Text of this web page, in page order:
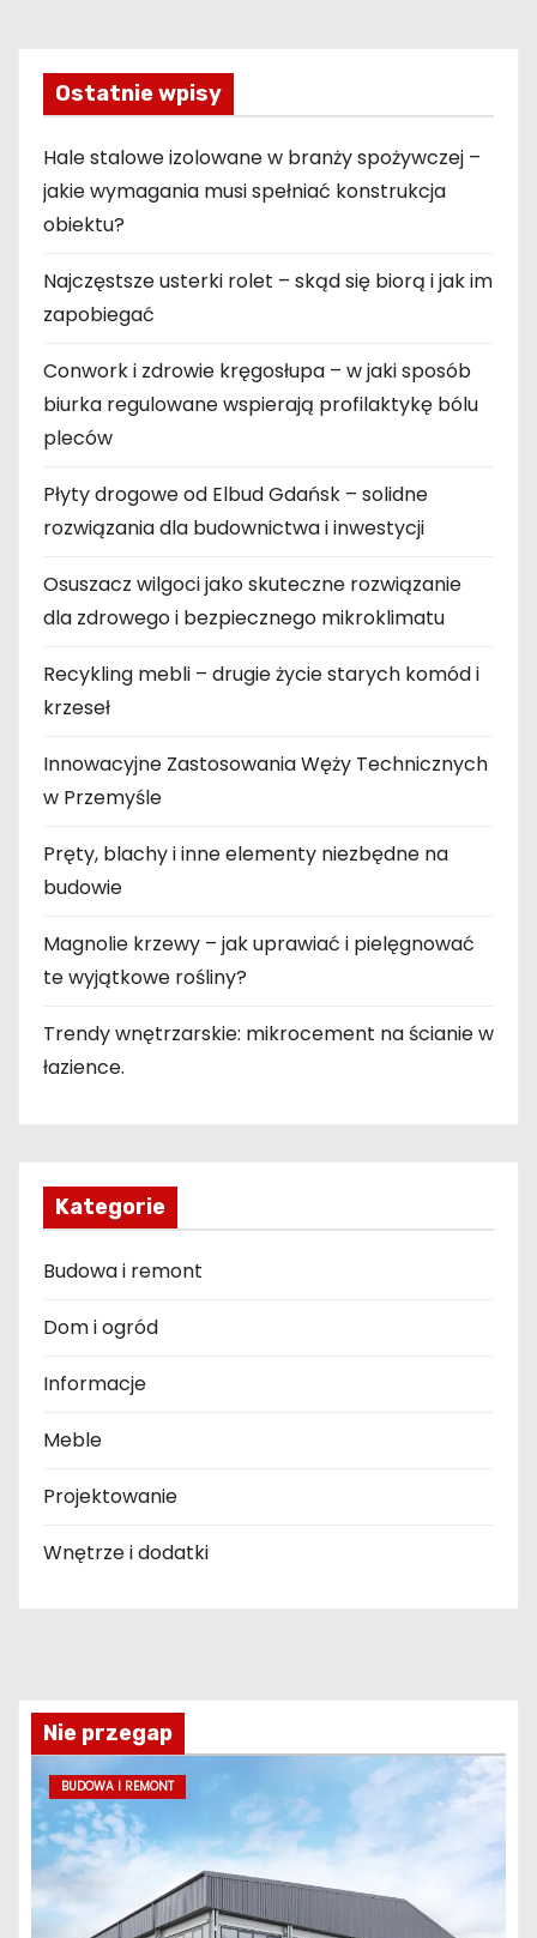
Ostatnie wpisy
Hale stalowe izolowane w branży spożywczej –
jakie wymagania musi spełniać konstrukcja
obiektu?
Najczęstsze usterki rolet – skąd się biorą i jak im
zapobiegać
Conwork i zdrowie kręgosłupa – w jaki sposób
biurka regulowane wspierają profilaktykę bólu
pleców
Płyty drogowe od Elbud Gdańsk – solidne
rozwiązania dla budownictwa i inwestycji
Osuszacz wilgoci jako skuteczne rozwiązanie
dla zdrowego i bezpiecznego mikroklimatu
Recykling mebli – drugie życie starych komód i
krzeseł
Innowacyjne Zastosowania Węży Technicznych
w Przemyśle
Pręty, blachy i inne elementy niezbędne na
budowie
Magnolie krzewy – jak uprawiać i pielęgnować
te wyjątkowe rośliny?
Trendy wnętrzarskie: mikrocement na ścianie w
łazience.
Kategorie
Budowa i remont
Dom i ogród
Informacje
Meble
Projektowanie
Wnętrze i dodatki
Nie przegap
BUDOWA I REMONT